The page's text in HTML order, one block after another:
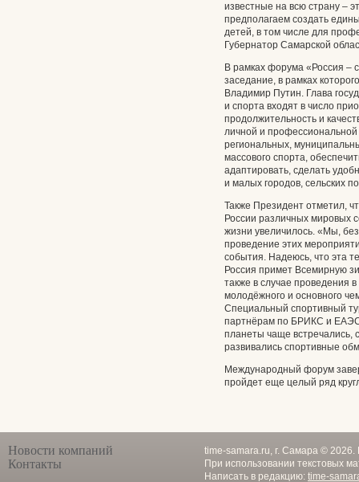
известные на всю страну –
предполагаем создать
детей, в том числе для
Губернатор Самарской
В рамках форума «Россия –
заседание, в рамках
Владимир Путин. Глава
и спорта входят в число
продолжительность и
личной и
региональных,
массового спорта,
адаптировать, сделать
и малых городов, сельских
Также Президент отметил,
России различных мировых
жизни увеличилось. «Мы,
проведение этих
события. Надеюсь, что эта
Россия примет Всемирную
также в случае проведения
молодёжного и основного
Специальный спортивный
партнёрам по БРИКС и
планеты чаще встречались,
развивались спортивные
Международный форум
пройдет еще целый ряд
Новости компаний
Контакты
time-samara.ru, г. Самара ©
При использовании текстовых
Написать в редакцию: time-